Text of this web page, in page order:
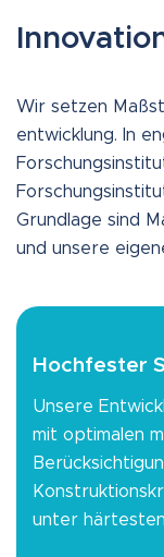
Wir setzen
entwicklung. In
Grundlage sind
und unsere
Hochfester
Unsere
mit optimalen
unter